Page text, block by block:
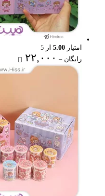
امتیاز 5.00 از 5
رایگان – ۲۲,۰۰۰
رایگان